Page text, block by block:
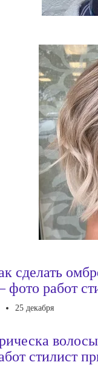
сделать
работ
25 декабря
стилист